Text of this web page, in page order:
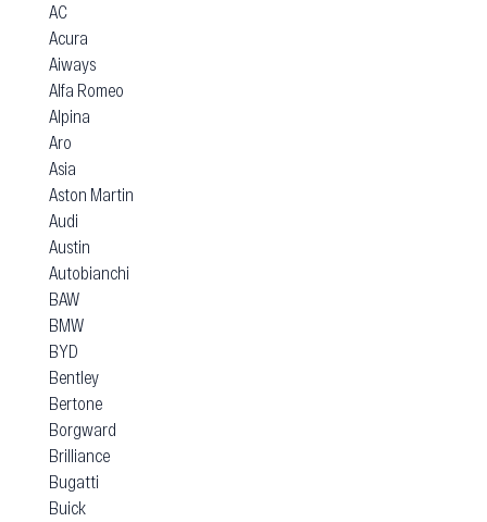
AC
Acura
Aiways
Alfa Romeo
Alpina
Aro
Asia
Aston Martin
Audi
Austin
Autobianchi
BAW
BMW
BYD
Bentley
Bertone
Borgward
Brilliance
Bugatti
Buick